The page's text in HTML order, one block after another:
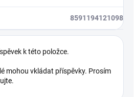
8591194121098
k této položce.
mohou vkládat příspěvky. Prosím
.